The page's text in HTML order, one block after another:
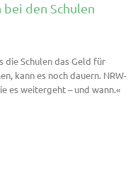
den Schulen
Schulen das Geld für
kann es noch dauern. NRW-
es weitergeht – und wann.«